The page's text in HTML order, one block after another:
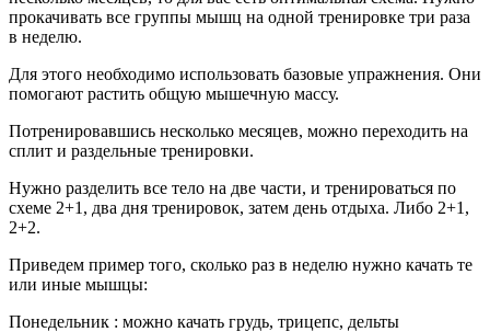
прокачивать все группы мышц на одной тренировке три раза
в неделю.
Для этого необходимо использовать базовые упражнения. Они
помогают растить общую мышечную массу.
Потренировавшись несколько месяцев, можно переходить на
сплит и раздельные тренировки.
Нужно разделить все тело на две части, и тренироваться по
схеме 2+1, два дня тренировок, затем день отдыха. Либо 2+1,
2+2.
Приведем пример того, сколько раз в неделю нужно качать те
или иные мышцы:
Понедельник : можно качать грудь, трицепс, дельты